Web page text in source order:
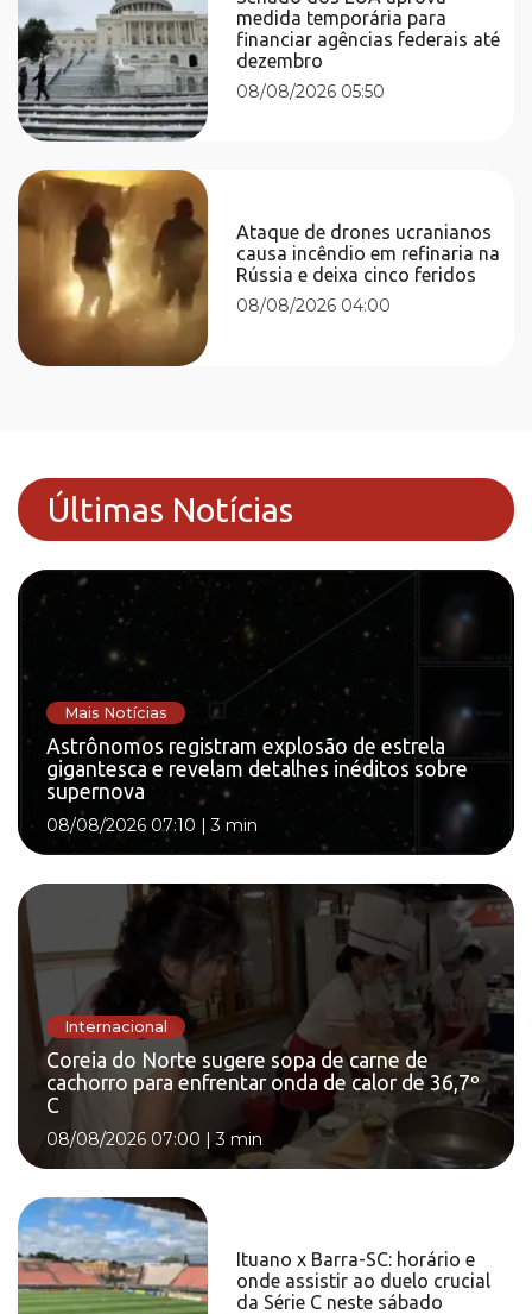
medida temporária para
financiar agências federais até
dezembro
08/08/2026 05:50
Ataque de drones ucranianos
causa incêndio em refinaria na
Rússia e deixa cinco feridos
08/08/2026 04:00
Últimas Notícias
Mais Notícias
Astrônomos registram explosão de estrela
gigantesca e revelam detalhes inéditos sobre
supernova
08/08/2026 07:10 |3 min
Internacional
Coreia do Norte sugere sopa de carne de
cachorro para enfrentar onda de calor de 36,7º
C
08/08/2026 07:00 |3 min
Ituano x Barra-SC: horário e
onde assistir ao duelo crucial
da Série C neste sábado